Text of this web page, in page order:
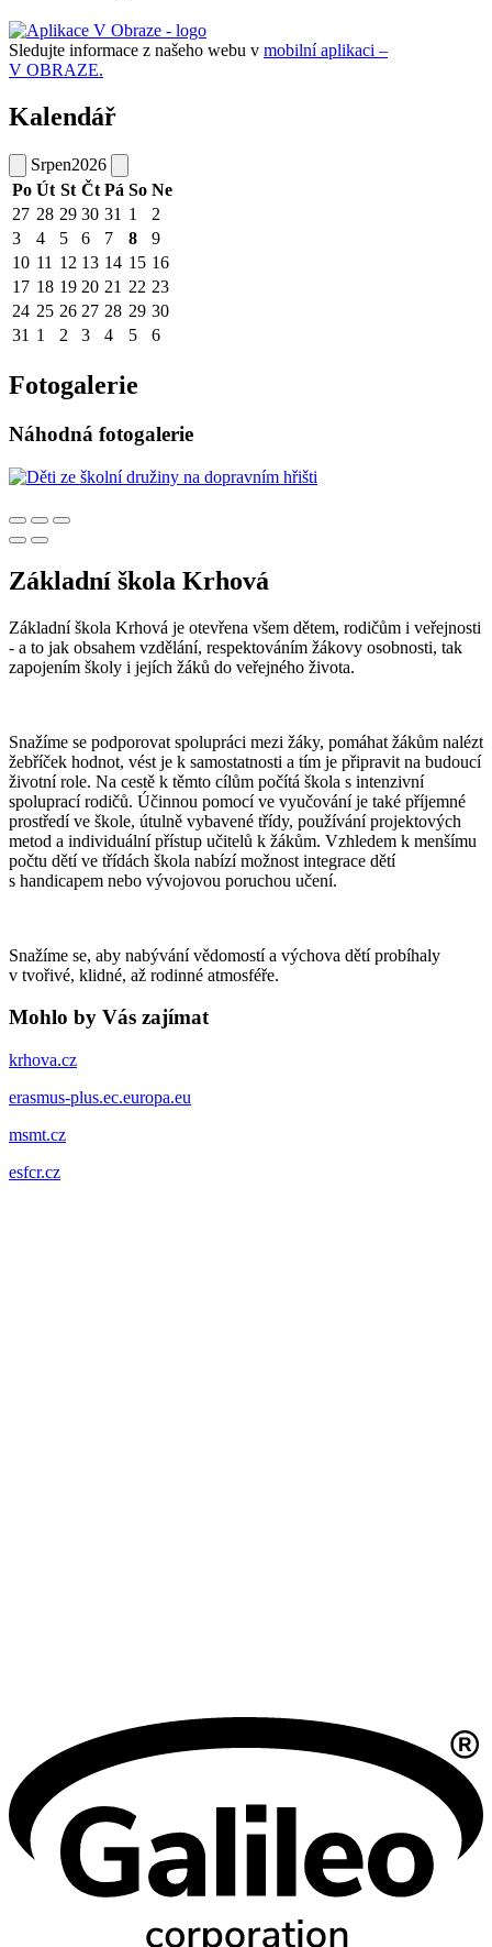
Sledujte informace z našeho webu v mobilní aplikaci –
V OBRAZE.
Kalendář
Srpen2026
Po Út St Čt Pá So Ne
27 28 29 30 31 1
2
3
4 5 6 7 8
9
10 11 12 13 14 15 16
17 18 19 20 21 22 23
24 25 26 27 28 29 30
31 1 2 3 4 5 6
Fotogalerie
Náhodná fotogalerie
Základní škola Krhová
Základní škola Krhová je otevřena všem dětem, rodičům i veřejnosti
- a to jak obsahem vzdělání, respektováním žákovy osobnosti, tak
zapojením školy i jejích žáků do veřejného života.
Snažíme se podporovat spolupráci mezi žáky, pomáhat žákům nalézt
žebříček hodnot, vést je k samostatnosti a tím je připravit na budoucí
životní role. Na cestě k těmto cílům počítá škola s intenzivní
spoluprací rodičů. Účinnou pomocí ve vyučování je také příjemné
prostředí ve škole, útulně vybavené třídy, používání projektových
metod a individuální přístup učitelů k žákům. Vzhledem k menšímu
počtu dětí ve třídách škola nabízí možnost integrace dětí
s handicapem nebo vývojovou poruchou učení.
Snažíme se, aby nabývání vědomostí a výchova dětí probíhaly
v tvořivé, klidné, až rodinné atmosféře.
Mohlo by Vás zajímat
krhova.cz
erasmus-plus.ec.europa.eu
msmt.cz
esfcr.cz